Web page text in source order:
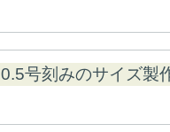
0.5号刻みのサイズ製